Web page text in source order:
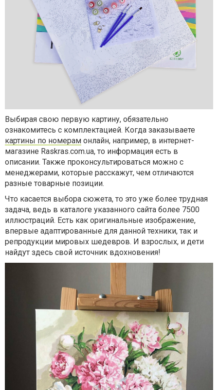
Выбирая свою первую картину, обязательно
ознакомитесь с комплектацией. Когда заказываете
картины по номерам онлайн, например, в интернет-
магазине Raskras.com.ua, то информация есть в
описании. Также проконсультироваться можно с
менеджерами, которые расскажут, чем отличаются
разные товарные позиции.
Что касается выбора сюжета, то это уже более трудная
задача, ведь в каталоге указанного сайта более 7500
иллюстраций. Есть как оригинальные изображение,
впервые адаптированные для данной техники, так и
репродукции мировых шедевров. И взрослых, и дети
найдут здесь свой источник вдохновения!